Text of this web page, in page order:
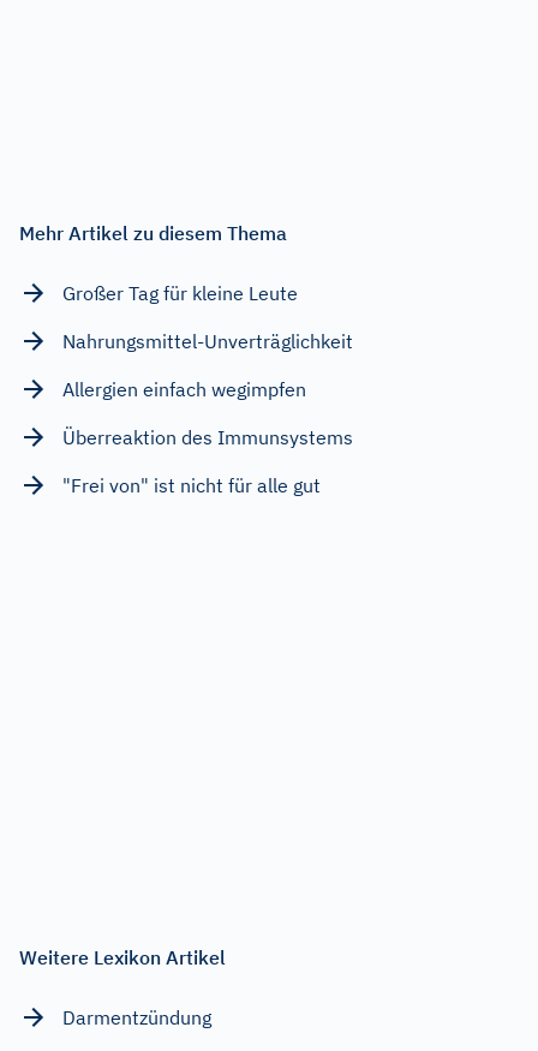
Mehr Artikel zu diesem Thema
Großer Tag für kleine Leute
Nahrungsmittel-Unverträglichkeit
Allergien einfach wegimpfen
Überreaktion des Immunsystems
"Frei von" ist nicht für alle gut
Weitere Lexikon Artikel
Darmentzündung